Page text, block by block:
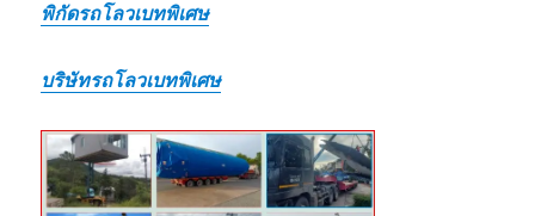
พิกัดรถโลวเบทพิเศษ
บริษัทรถโลวเบทพิเศษ